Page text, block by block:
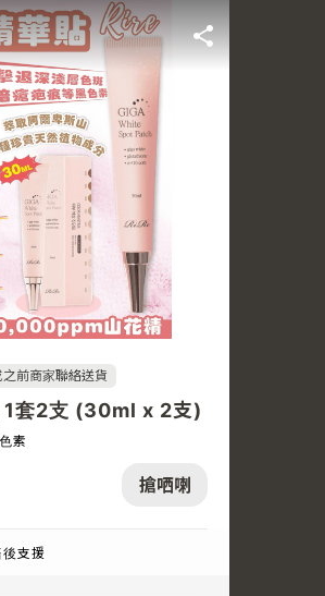
搶哂喇
之前商家聯絡送貨
1套2支 (30ml x 2支)
素
支援